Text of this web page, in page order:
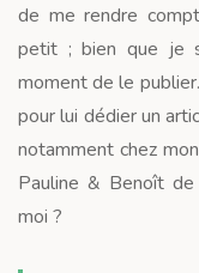
de me rendre
petit ; bien que je
moment de le
pour lui dédier un
notamment chez
Pauline & Benoît
moi ?